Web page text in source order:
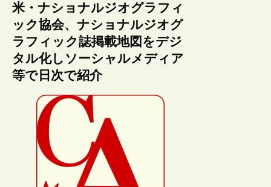
米・ナショナルジオグラフィ
ック協会、ナショナルジオグ
ラフィック誌掲載地図をデジ
タル化しソーシャルメディア
等で日次で紹介